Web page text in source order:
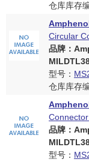
仓库库存
Circular
品牌：
型号：
仓库库存
品牌：
型号：